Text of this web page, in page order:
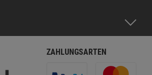
ZAHLUNGSARTEN